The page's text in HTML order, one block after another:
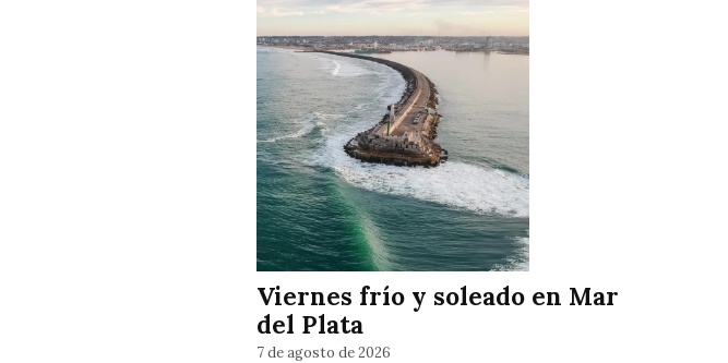
Viernes frío y soleado en Mar
del Plata
7 de agosto de 2026